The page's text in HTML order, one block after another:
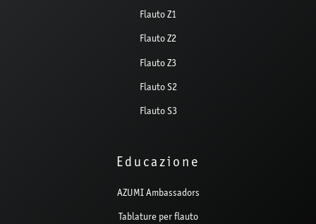
Flauto Z1
Flauto Z2
Flauto Z3
Flauto S2
Flauto S3
Educazione
AZUMI Ambassadors
Tablature per flauto